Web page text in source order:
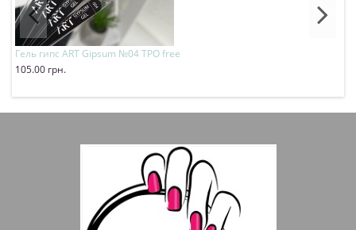
Гель гипс ART Gipsum №04 TPO free
105.00 грн.